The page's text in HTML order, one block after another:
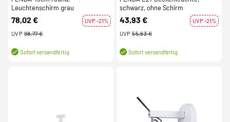
Leuchtenschirm grau
78,02 €
UVP -21%
UVP 98,77 €
Sofort versandfertig
schwarz, ohne Schirm
43,93 €
UVP -21%
UVP 55,63 €
Sofort versandfertig